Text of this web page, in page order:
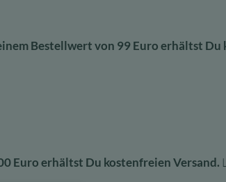
Bestellwert von 99 Euro erhältst Du
Euro erhältst Du kostenfreien Versand.